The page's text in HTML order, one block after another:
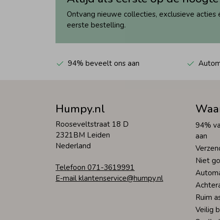
Ontvang nieuwe collecties, exclusieve
eerste bestelling.
94% beveelt ons aan
Humpy.nl
Rooseveltstraat 18 D
2321BM Leiden
Nederland
Telefoon 071-3619991
E-mail klantenservice@humpy.nl
94%
aan
Niet
Ruim
Veilig